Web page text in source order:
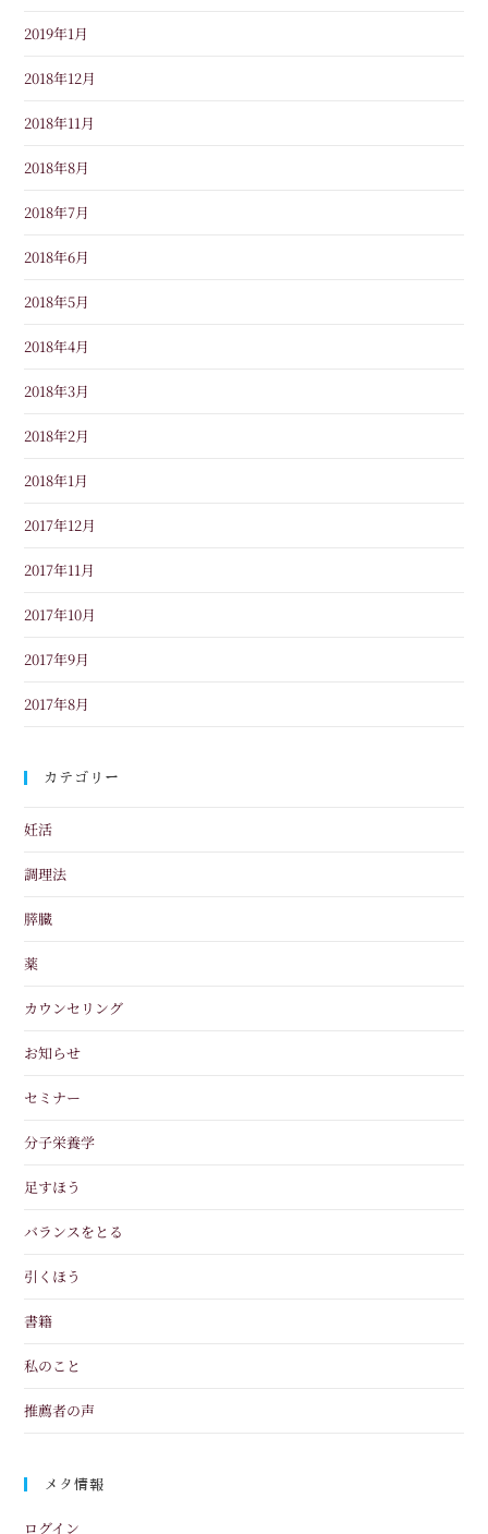
2019年1月
2018年12月
2018年11月
2018年8月
2018年7月
2018年6月
2018年5月
2018年4月
2018年3月
2018年2月
2018年1月
2017年12月
2017年11月
2017年10月
2017年9月
2017年8月
カテゴリー
妊活
調理法
膵臓
薬
カウンセリング
お知らせ
セミナー
分子栄養学
足すほう
バランスをとる
引くほう
書籍
私のこと
推薦者の声
メタ情報
ログイン